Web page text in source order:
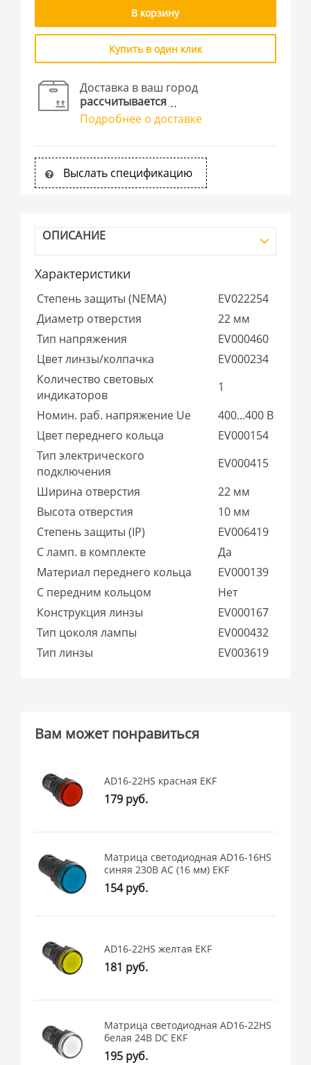
В корзину
Купить в один клик
Доставка в ваш город
рассчитывается
Подробнее о доставке
Выслать спецификацию
ОПИСАНИЕ
Характеристики
Степень защиты (NEMA)
EV022254
Диаметр отверстия
22 мм
Тип напряжения
EV000460
Цвет линзы/колпачка
EV000234
Количество световых
индикаторов
1
Номин. раб. напряжение Ue
400...400 В
Цвет переднего кольца
EV000154
Тип электрического
подключения
EV000415
Ширина отверстия
22 мм
Высота отверстия
10 мм
Степень защиты (IP)
EV006419
С ламп. в комплекте
Да
Материал переднего кольца
EV000139
С передним кольцом
Нет
Конструкция линзы
EV000167
Тип цоколя лампы
EV000432
Тип линзы
EV003619
Вам может понравиться
AD16-22HS красная EKF
179 руб.
Матрица светодиодная AD16-16HS
синяя 230В AC (16 мм) EKF
154 руб.
AD16-22HS желтая EKF
181 руб.
Матрица светодиодная AD16-22HS
белая 24В DC EKF
195 руб.